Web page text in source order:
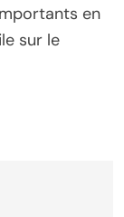
en
sur le